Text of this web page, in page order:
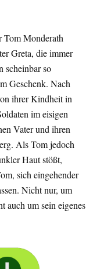
Tom Monderath
Greta, die immer
scheinbar so
Geschenk. Nach
ihrer Kindheit in
im eisigen
Vater und ihren
Als Tom jedoch
Haut stößt,
sich eingehender
Nicht nur, um
auch um sein eigenes